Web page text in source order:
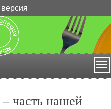
часть нашей